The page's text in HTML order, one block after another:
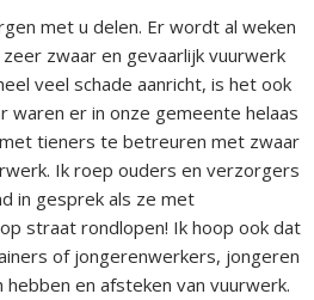
met u delen. Er wordt al weken
zwaar en gevaarlijk vuurwerk
veel schade aanricht, is het ook
waren er in onze gemeente helaas
tieners te betreuren met zwaar
Ik roep ouders en verzorgers
in gesprek als ze met
straat rondlopen! Ik hoop ook dat
of jongerenwerkers, jongeren
en afsteken van vuurwerk.